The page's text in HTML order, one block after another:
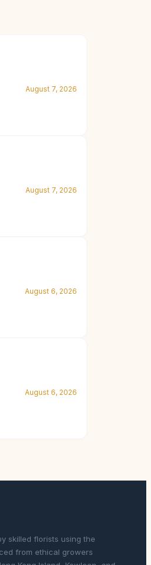
August 7, 2026
August 7, 2026
August 6, 2026
August 6, 2026
skilled florists using the
from ethical growers